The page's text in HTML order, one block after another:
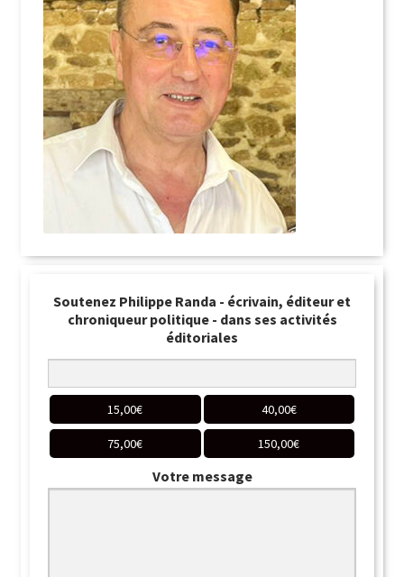
Soutenez Philippe Randa - écrivain, éditeur et
chroniqueur politique - dans ses activités
éditoriales
15,00€ 40,00€
75,00€ 150,00€
Votre message